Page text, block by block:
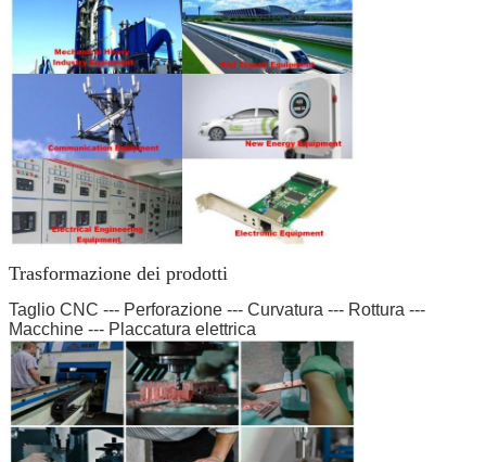
Invia
Trasformazione dei prodotti
Taglio CNC --- Perforazione --- Curvatura --- Rottura ---
Macchine --- Placcatura elettrica